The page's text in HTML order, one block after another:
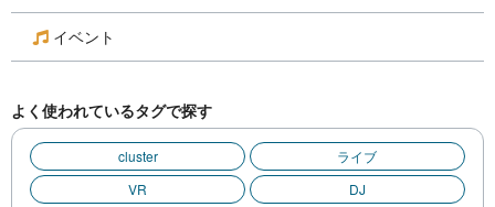
イベント
よく使われているタグで探す
cluster
ライブ
VR
DJ